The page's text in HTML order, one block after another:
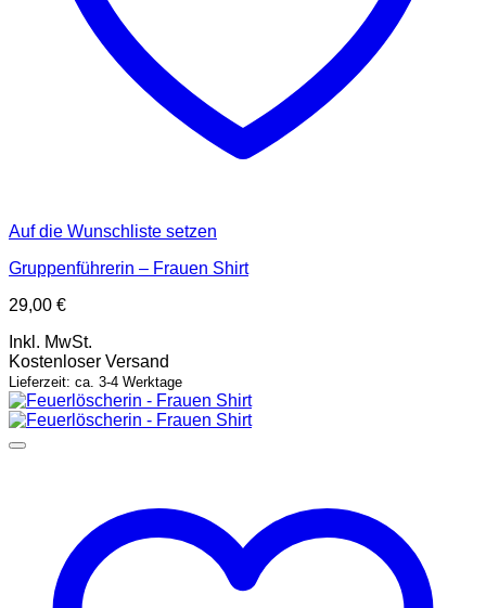
Auf die Wunschliste setzen
Gruppenführerin – Frauen Shirt
29,00 €
Inkl. MwSt.
Kostenloser Versand
Lieferzeit: ca. 3-4 Werktage